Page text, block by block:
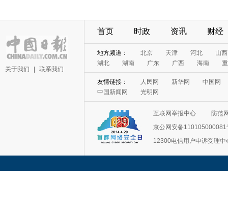
关于我们 联系我们
首页 时政 资讯 财经
地方频道： 北京 天津 河北
山西
湖北
湖南 广东 广西 海南
友情链接： 人民网 新华网
中国网
中国新闻网
光明网
互联网举报中心
防范
京公网安备110105000081
12300电信用户申诉受理中